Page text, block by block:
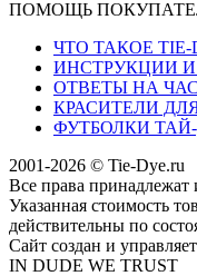
ПОМОЩЬ
ЧТО ТАКОЕ TIE-
ИНСТРУКЦИИ
ОТВЕТЫ НА
КРАСИТЕЛИ
ФУТБОЛКИ
2001-2026 © Tie-Dye.ru
Все права принадлежат
Указанная стоимость
действительны по
Сайт создан и
IN DUDE WE TRUST